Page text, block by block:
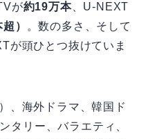
が約19万本、U-NEXT
）
。数の多さ、そして
が頭ひとつ抜けていま
、海外ドラマ、韓国ド
タリー、バラエティ、